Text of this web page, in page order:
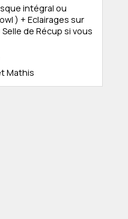
intégral ou
) + Eclairages sur
Selle de Récup si vous
Mathis